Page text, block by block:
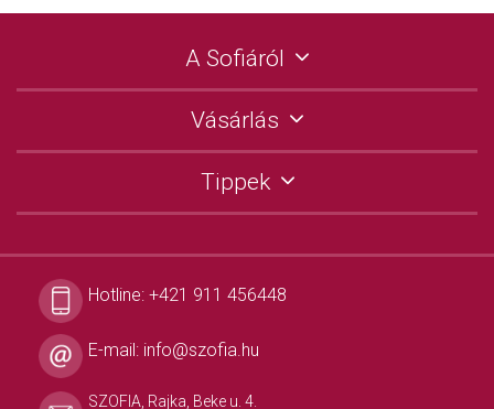
A Sofiáról
Vásárlás
Tippek
Hotline: +421 911 456448
E-mail: info@szofia.hu
SZOFIA, Rajka, Beke u. 4.